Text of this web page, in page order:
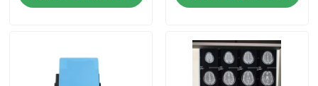
会社案内